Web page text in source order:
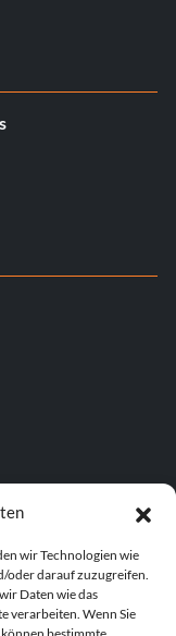
wir Technologien wie
oder darauf zuzugreifen.
Daten wie das
verarbeiten. Wenn Sie